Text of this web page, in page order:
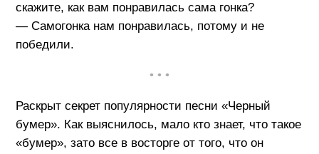
скажите, как вам понравилась сама гонка?
— Самогонка нам понравилась, потому и не
победили.
• • •
Раскрыт секрет популярности песни «Черный
бумер». Как выяснилось, мало кто знает, что такое
«бумер», зато все в восторге от того, что он